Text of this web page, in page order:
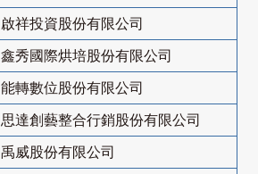
啟祥投資股份有限公司
鑫秀國際烘培股份有限公司
能轉數位股份有限公司
思達創藝整合行銷股份有限公司
禹威股份有限公司